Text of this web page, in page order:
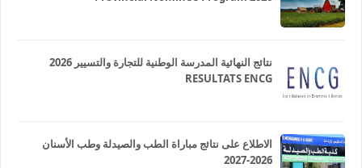
نتائج النهائية المدرسة الوطنية للتجارة والتسيير 2026
RESULTATS ENCG
الاطلاع على نتائج مباراة الطب والصيدلة وطب الأسنان
2026-2027